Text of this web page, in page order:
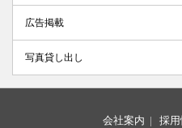
広告掲載
写真貸し出し
会社案内 | 採